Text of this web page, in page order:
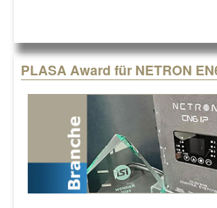
PLASA Award für NETRON